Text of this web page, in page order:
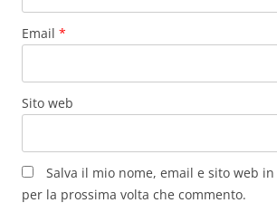
Email *
Sito web
Salva il mio nome, email e sito web
per la prossima volta che commento.